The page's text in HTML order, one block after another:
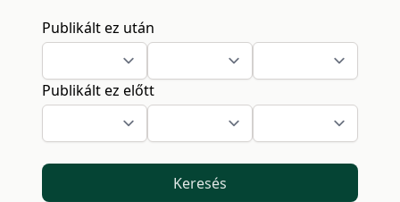
Publikált ez után
Publikált ez előtt
Keresés